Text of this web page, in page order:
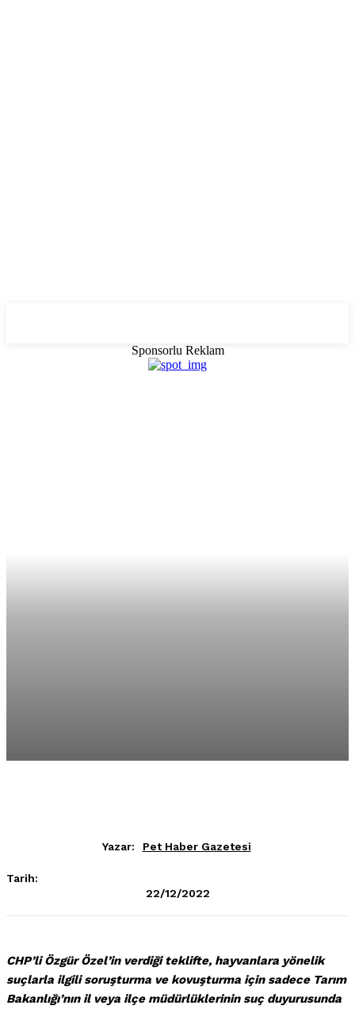
Sponsorlu Reklam
Yazar: Pet Haber Gazetesi
Tarih:
22/12/2022
CHP’li Özgür Özel’in verdiği teklifte, hayvanlara yönelik
suçlarla ilgili soruşturma ve kovuşturma için sadece Tarım
Bakanlığı’nın il veya ilçe müdürlüklerinin suç duyurusunda